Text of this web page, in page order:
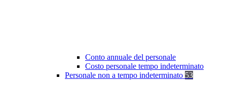
Conto annuale del personale
Costo personale tempo indeterminato
Personale non a tempo indeterminato 53